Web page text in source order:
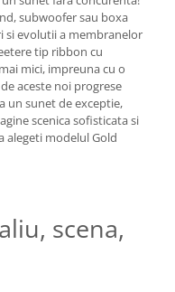
subwoofer sau boxa
si evolutii a membranelor
tip ribbon cu
mici, impreuna cu o
aceste noi progrese
un sunet de exceptie,
scenica sofisticata si
alegeti modelul Gold
scena,